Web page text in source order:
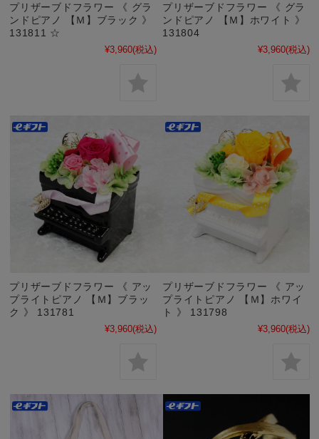
プリザーブドフラワー 《 グラ
ンドピアノ 【Ｍ】ブラック 》
131811 ☆
¥3,960(税込)
プリザーブドフラワー 《 グラ
ンドピアノ 【Ｍ】ホワイト 》
131804
¥3,960(税込)
プリザーブドフラワー 《 アッ
プライトピアノ 【Ｍ】ブラッ
ク 》 131781
¥3,960(税込)
プリザーブドフラワー 《 アッ
プライトピアノ 【Ｍ】ホワイ
ト 》 131798
¥3,960(税込)